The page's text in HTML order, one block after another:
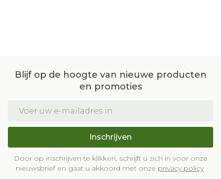
Blijf op de hoogte van nieuwe producten
en promoties
Inschrijven
Door op inschrijven te klikken, schrijft u zich in voor onze
nieuwsbrief en gaat u akkoord met onze privacy policy.